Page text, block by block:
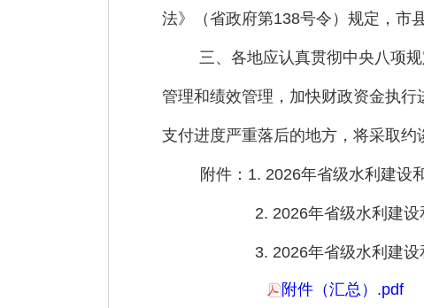
法》（省政府第138号令）规定，市
三、各地应认真贯彻中央八项
管理和绩效管理，加快财政资金执
支付进度严重落后的地方，将采取约
附件：1. 2026年省级水利建设
2. 2026年省级水利建
3. 2026年省级水利建
附件（汇总）.pdf